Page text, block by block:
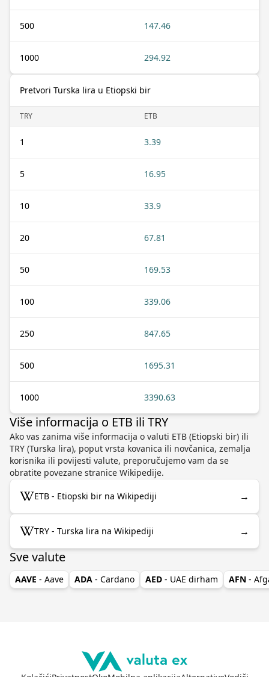
500 147.46
1000 294.92
Pretvori Turska lira u Etiopski bir
TRY ETB
1 3.39
5 16.95
10 33.9
20 67.81
50 169.53
100 339.06
250 847.65
500 1695.31
1000 3390.63
Više informacija o ETB ili TRY
Ako vas zanima više informacija o valuti ETB (Etiopski bir) ili
TRY (Turska lira), poput vrsta kovanica ili novčanica, zemalja
korisnika ili povijesti valute, preporučujemo vam da se
obratite povezane stranice Wikipedije.
ETB - Etiopski bir na Wikipediji →
TRY - Turska lira na Wikipediji →
Sve valute
AAVE - Aave ADA - Cardano AED - UAE dirham AFN -